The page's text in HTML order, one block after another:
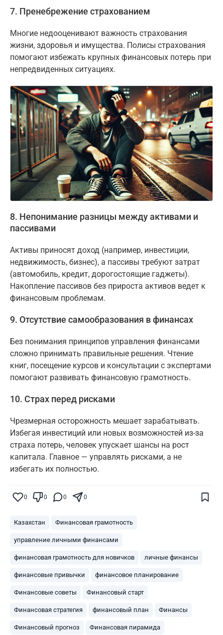
7. Пренебрежение страхованием
Многие недооценивают важность страхования
жизни, здоровья и имущества. Полисы страхования
помогают избежать крупных финансовых потерь при
непредвиденных ситуациях.
8. Непонимание разницы между активами и
пассивами
Активы приносят доход (например, инвестиции,
недвижимость, бизнес), а пассивы требуют затрат
(автомобиль, кредит, дорогостоящие гаджеты).
Накопление пассивов без прироста активов ведет к
финансовым проблемам.
9. Отсутствие самообразования в финансах
Без понимания принципов управления финансами
сложно принимать правильные решения. Чтение
книг, посещение курсов и консультации с экспертами
помогают развивать финансовую грамотность.
10. Страх перед рисками
Чрезмерная осторожность мешает зарабатывать.
Избегая инвестиций или новых возможностей из-за
страха потерь, человек упускает шансы на рост
капитала. Главное — управлять рисками, а не
избегать их полностью.
0 0 0 0
Казахстан Финансовая грамотность
управление личными финансами
финансовая грамотность для новичков личные финансы
финансовые привычки финансовое планирование
Финансовые советы Финансовый старт
Финансовая стратегия финансовый план Финансы
Финансовый прогноз Финансовая пирамида
— и наши материалы будут чаще